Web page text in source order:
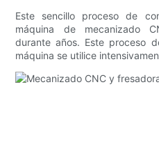
Este sencillo proceso de
máquina de mecanizado
durante años. Este proceso
máquina se utilice